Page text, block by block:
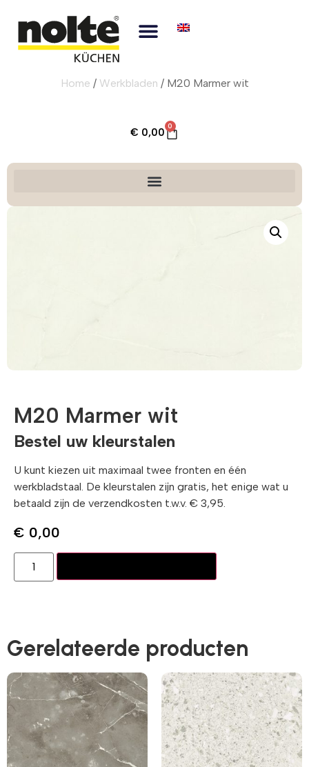
Home / Werkbladen / M20 Marmer wit
€ 0,00
0
M20 Marmer wit
Bestel uw kleurstalen
U kunt kiezen uit maximaal twee fronten en één
werkbladstaal. De kleurstalen zijn gratis, het enige wat u
betaald zijn de verzendkosten t.w.v. € 3,95.
€ 0,00
Gerelateerde producten